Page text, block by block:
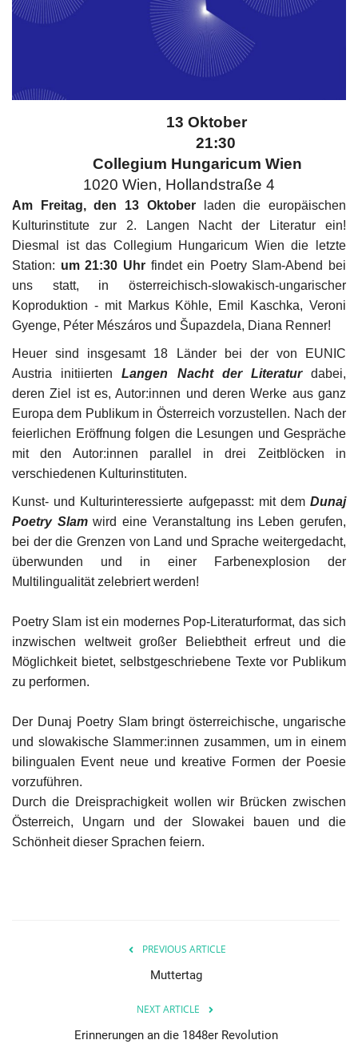
Kultur
Sport
Presse
Veranstaltungen
Humor
Unser Briefkasten
Galerie
Lasst uns erinnern †
Language
Magyar Deutsch English
13 Oktober
21:30
Collegium Hungaricum Wien
1020 Wien, Hollandstraße 4
Am Freitag, den 13 Oktoberladen die europäischen
Kulturinstitute zur 2. Langen Nacht der Literatur ein!
Diesmal ist das Collegium Hungaricum Wien die letzte
Station: um 21:30 Uhr findet ein Poetry Slam-Abend bei
uns statt, in österreichisch-slowakisch-ungarischer
Koproduktion - mit Markus Köhle, Emil Kaschka, Veroni
Gyenge, Péter Mészáros und Šupazdela, Diana Renner!
Heuer sind insgesamt 18 Länder bei der von EUNIC
Austria initiiertenLangen Nacht der Literaturdabei,
deren Ziel ist es, Autor:innen und deren Werke aus ganz
Europa dem Publikum in Österreich vorzustellen. Nach der
feierlichen Eröffnung folgen die Lesungen und Gespräche
mit den Autor:innen parallel in drei Zeitblöcken in
verschiedenen Kulturinstituten.
Kunst- und Kulturinteressierte aufgepasst: mit dem Dunaj
Poetry Slamwird eine Veranstaltung ins Leben gerufen,
bei der die Grenzen von Land und Sprache weitergedacht,
überwunden und in einer Farbenexplosion der
Multilingualität zelebriert werden!
Poetry Slam ist ein modernes Pop-Literaturformat, das sich
inzwischen weltweit großer Beliebtheit erfreut und die
Möglichkeit bietet, selbstgeschriebene Texte vor Publikum
zu performen.
Der Dunaj Poetry Slam bringt österreichische, ungarische
und slowakische Slammer:innen zusammen, um in einem
bilingualen Event neue und kreative Formen der Poesie
vorzuführen.
Durch die Dreisprachigkeit wollen wir Brücken zwischen
Österreich, Ungarn und der Slowakei bauen und die
Schönheit dieser Sprachen feiern.
PREVIOUS ARTICLE
Muttertag
NEXT ARTICLE
Erinnerungen an die 1848er Revolution